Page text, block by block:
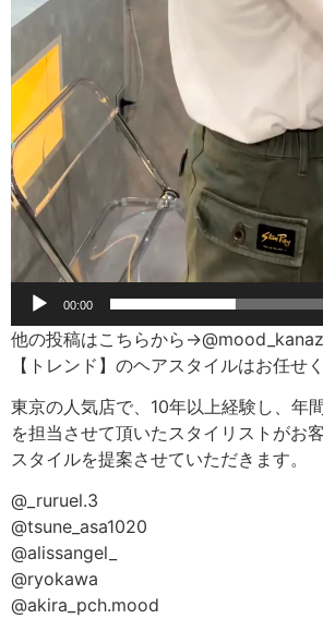
00:00
他の投稿はこちらから
【トレンド】のヘアスタイルはお任せ
東京の人気店で、10年以上経験し、年
を担当させて頂いたスタイリストがお
スタイルを提案させていただきます。
@_ruruel.3
@tsune_asa1020
@alissangel_
@ryokawa
@akira_pch.mood